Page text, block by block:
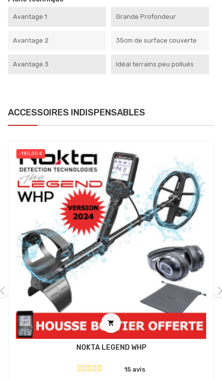
Avantage 1 Grande Profondeur
Avantage 2 35cm de surface couverte
Avantage 3 Idéal terrains peu pollués
ACCESSOIRES INDISPENSABLES
-180,00 €

NOKTA LEGEND WHP
15 avis